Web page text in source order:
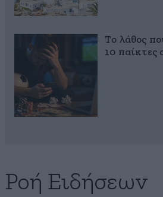
Το λάθος
10 παίκτες
Ροή Ειδήσεων